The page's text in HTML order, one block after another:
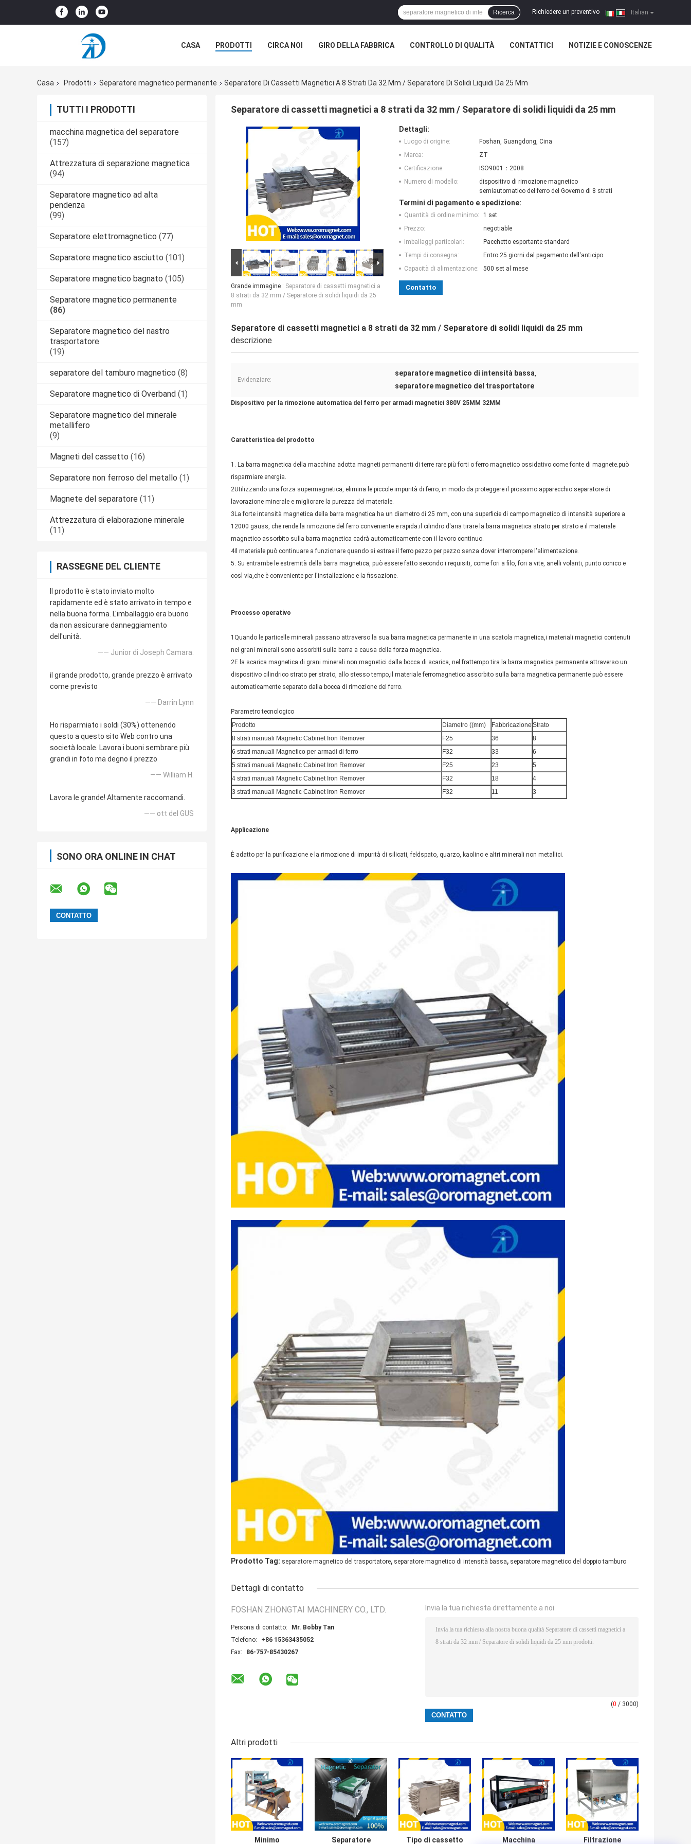
Italian
Richiedere un preventivo |
Ricerca
CASA PRODOTTI CIRCA NOI GIRO DELLA FABBRICA CONTROLLO DI QUALITÀ CONTATTICI NOTIZIE E CONOSCENZE
Casa
Prodotti Separatore magnetico permanente Separatore Di Cassetti Magnetici A 8 Strati Da 32 Mm / Separatore Di Solidi Liquidi Da 25 Mm
TUTTI I PRODOTTI
macchina magnetica del separatore
(157)
Attrezzatura di separazione magnetica
(94)
Separatore magnetico ad alta
pendenza
(99)
Separatore elettromagnetico (77)
Separatore magnetico asciutto (101)
Separatore magnetico bagnato (105)
Separatore magnetico permanente
(86)
Separatore magnetico del nastro
trasportatore
(19)
separatore del tamburo magnetico (8)
Separatore magnetico di Overband (1)
Separatore magnetico del minerale
metallifero
(9)
Magneti del cassetto (16)
Separatore non ferroso del metallo (1)
Magnete del separatore (11)
Attrezzatura di elaborazione minerale
(11)
RASSEGNE DEL CLIENTE
Il prodotto è stato inviato molto
rapidamente ed è stato arrivato in tempo e
nella buona forma. L'imballaggio era buono
da non assicurare danneggiamento
dell'unità.
—— Junior di Joseph Camara.
il grande prodotto, grande prezzo è arrivato
come previsto
—— Darrin Lynn
Ho risparmiato i soldi (30%) ottenendo
questo a questo sito Web contro una
società locale. Lavora i buoni sembrare più
grandi in foto ma degno il prezzo
—— William H.
Lavora le grande! Altamente raccomandi.
—— ott del GUS
SONO ORA ONLINE IN CHAT
Separatore di cassetti magnetici a 8 strati da 32 mm / Separatore di solidi liquidi da 25 mm
Grande immagine : Separatore di cassetti magnetici a
8 strati da 32 mm / Separatore di solidi liquidi da 25
mm
Dettagli:
Luogo di origine:
Foshan, Guangdong, Cina
Marca:
ZT
Certificazione:
ISO9001：2008
Numero di modello:
dispositivo di rimozione magnetico
semiautomatico del ferro del Governo di 8 strati
Termini di pagamento e spedizione:
Quantità di ordine minimo:
1 set
Prezzo:
negotiable
Imballaggi particolari:
Pacchetto esportante standard
Tempi di consegna:
Entro 25 giorni dal pagamento dell'anticipo
Capacità di alimentazione:
500 set al mese
Contatto
Separatore di cassetti magnetici a 8 strati da 32 mm / Separatore di solidi liquidi da 25 mm
descrizione
Evidenziare:
separatore magnetico di intensità bassa,
separatore magnetico del trasportatore
Dispositivo per la rimozione automatica del ferro per armadi magnetici 380V 25MM 32MM
Caratteristica del prodotto
1. La barra magnetica della macchina adotta magneti permanenti di terre rare più forti o ferro magnetico ossidativo come fonte di magnete.può
risparmiare energia.
2Utilizzando una forza supermagnetica, elimina le piccole impurità di ferro, in modo da proteggere il prossimo apparecchio separatore di
lavorazione minerale e migliorare la purezza del materiale.
3La forte intensità magnetica della barra magnetica ha un diametro di 25 mm, con una superficie di campo magnetico di intensità superiore a
12000 gauss, che rende la rimozione del ferro conveniente e rapida.il cilindro d'aria tirare la barra magnetica strato per strato e il materiale
magnetico assorbito sulla barra magnetica cadrà automaticamente con il lavoro continuo.
4Il materiale può continuare a funzionare quando si estrae il ferro pezzo per pezzo senza dover interrompere l'alimentazione.
5. Su entrambe le estremità della barra magnetica, può essere fatto secondo i requisiti, come fori a filo, fori a vite, anelli volanti, punto conico e
così via,che è conveniente per l'installazione e la fissazione.
Processo operativo
1Quando le particelle minerali passano attraverso la sua barra magnetica permanente in una scatola magnetica,i materiali magnetici contenuti
nei grani minerali sono assorbiti sulla barra a causa della forza magnetica.
2E la scarica magnetica di grani minerali non magnetici dalla bocca di scarica, nel frattempo tira la barra magnetica permanente attraverso un
dispositivo cilindrico strato per strato, allo stesso tempo,il materiale ferromagnetico assorbito sulla barra magnetica permanente può essere
automaticamente separato dalla bocca di rimozione del ferro.
Parametro tecnologico
Prodotto
Diametro ((mm) Fabbricazione Strato
8 strati manuali Magnetic Cabinet Iron Remover
F25 36
8
6 strati manuali Magnetico per armadi di ferro
F32 33
6
5 strati manuali Magnetic Cabinet Iron Remover
F25 23
5
4 strati manuali Magnetic Cabinet Iron Remover
F32 18
4
3 strati manuali Magnetic Cabinet Iron Remover
F32 11 3
Applicazione
È adatto per la purificazione e la rimozione di impurità di silicati, feldspato, quarzo, kaolino e altri minerali non metallici.
Prodotto Tag: separatore magnetico del trasportatore, separatore magnetico di intensità bassa, separatore magnetico del doppio tamburo
Dettagli di contatto
FOSHAN ZHONGTAI MACHINERY CO., LTD.
Persona di contatto:
Mr. Bobby Tan
Telefono:
+86 15363435052
Fax:
86-757-85430267
Invia la tua richiesta direttamente a noi
(0 / 3000)
Altri prodotti
Minimo Separatore Tipo di cassetto Macchina Filtrazione